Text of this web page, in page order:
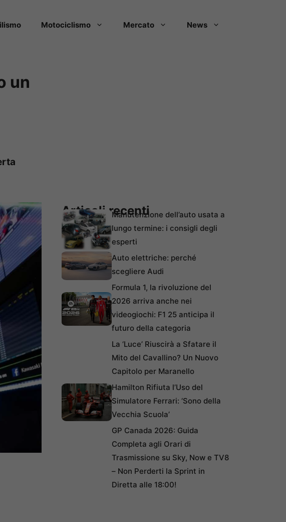
Motociclismo Mercato News
un
Articoli recentiManutenzione dell’auto usata a
lungo termine: i consigli degli
esperti
Auto elettriche: perché
scegliere Audi
Formula 1, la rivoluzione del
2026 arriva anche nei
videogiochi: F1 25 anticipa il
futuro della categoria
La ‘Luce’ Riuscirà a Sfatare il
Mito del Cavallino? Un Nuovo
Capitolo per Maranello
Hamilton Rifiuta l’Uso del
Simulatore Ferrari: ‘Sono della
Vecchia Scuola’
GP Canada 2026: Guida
Completa agli Orari di
Trasmissione su Sky, Now e TV8
– Non Perderti la Sprint in
Diretta alle 18:00!